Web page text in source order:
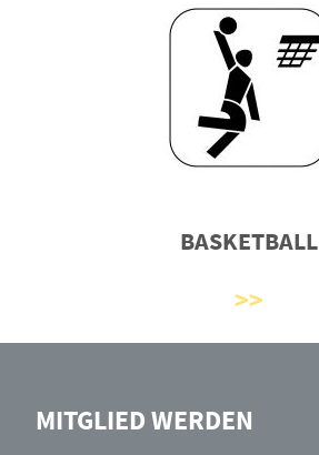
BASKETBALL
MITGLIED WERDEN